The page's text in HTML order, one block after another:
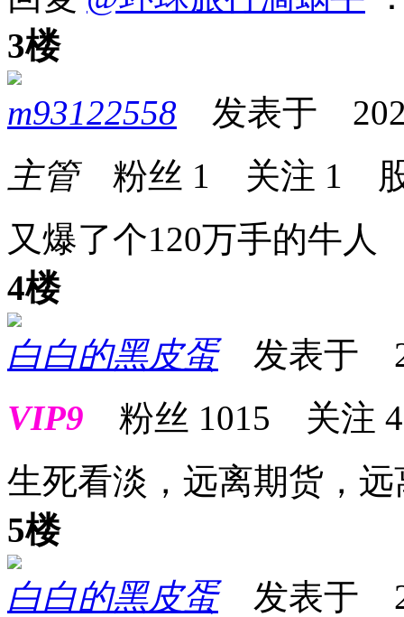
3楼
m93122558 发表于
主管粉丝 1 关注 1
又爆了个120万手的牛人
4楼
白白的黑皮蛋发表于
VIP9 粉丝 1015 关注
生死看淡，远离期货，远
5楼
白白的黑皮蛋发表于